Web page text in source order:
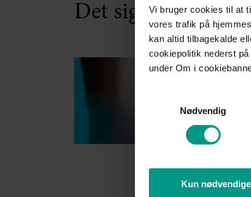
Vi bruger cookies til at
vores trafik på
kan altid tilbagekalde
cookiepolitik nederst
under Om i
Nødvendig
Kun
Det siger vores